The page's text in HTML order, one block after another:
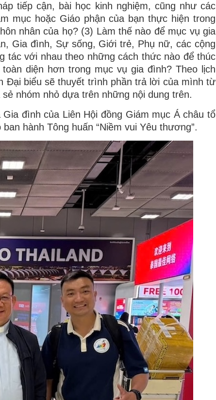
tiếp cận, bài học kinh nghiệm, cũng như các
mục hoặc Giáo phận của bạn thực hiện trong
nhân của họ? (3) Làm thế nào để mục vụ gia
Gia đình, Sự sống, Giới trẻ, Phụ nữ, các cộng
tác với nhau theo những cách thức nào để thúc
diện hơn trong mục vụ gia đình? Theo lịch
Đại biểu sẽ thuyết trình phần trả lời của mình từ
nhóm nhỏ dựa trên những nội dung trên.
đình của Liên Hội đồng Giám mục Á châu tổ
hành Tông huấn “Niềm vui Yêu thương”.